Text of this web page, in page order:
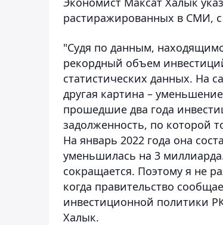
растиражированных в СМИ,
"Судя по данным,
рекордный объем
статистических данных. На
другая картина –
прошедшие два года
задолженность, по которой
На январь 2022 года она
уменьшилась на 3
сокращается. Поэтому я не
когда правительство
инвестиционной политики
Халык.